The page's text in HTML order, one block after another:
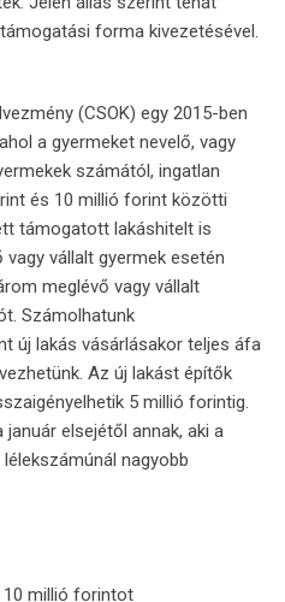
forma kivezetésével.
(CSOK) egy 2015-ben
a gyermeket nevelő, vagy
számától, ingatlan
és 10 millió forint közötti
támogatott lakáshitelt is
vállalt gyermek esetén
meglévő vagy vállalt
Számolhatunk
új lakás vásárlásakor teljes áfa
Az új lakást építők
5 millió forintig.
elsejétől annak, aki a
nagyobb
10 millió forintot